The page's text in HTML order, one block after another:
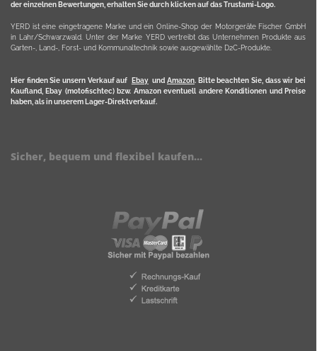
der einzelnen Bewertungen, erhalten Sie durch klicken auf das Trustami-Logo.
YERD ist eine eingetragene Marke und ein Online-Shop der Motorgeräte Fischer GmbH
in Lahr/Schwarzwald. Unter der Marke YERD vertreibt das Unternehmen Produkte aus
Garten-, Land-, Forst- und Kommunaltechnik sowie ausgewählte D2C-Produkte.
Hier finden Sie unsern Verkauf auf Ebayund Amazon. Bitte beachten Sie, dass wir bei
Kaufland, Ebay (motofischtec) bzw. Amazon eventuell andere Konditionen und Preise
haben, als in unserem Lager-Direktverkauf.
Sicher, bequem und flexibel kaufen...